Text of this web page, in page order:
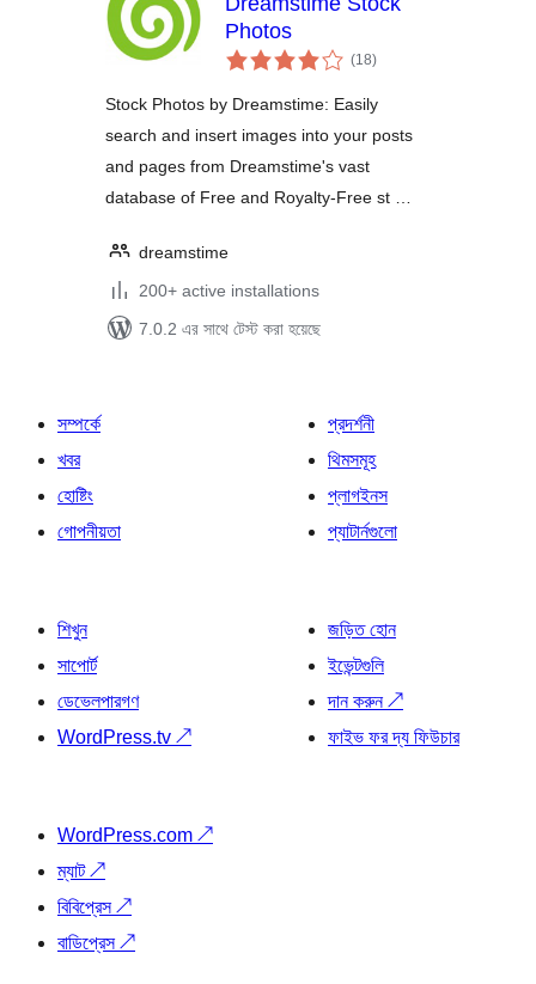
Photos
(18total
ratings
)
Stock Photos by Dreamstime: Easily
search and insert images into your posts
and pages from Dreamstime's vast
database of Free and Royalty-Free st …
dreamstime
200+ active installations
7.0.2 এর সাথে টেস্ট করা হয়েছে
সম্পর্কে
খবর
হোষ্টিং
গোপনীয়তা
প্রদর্শনী
থিমসমূহ
প্লাগইনস
প্যাটার্নগুলো
শিখুন
সাপোর্ট
ডেভেলপারগণ
WordPress.tv ↗
জড়িত হোন
ইভেন্টগুলি
দান করুন↗
ফাইভ ফর দ্য ফিউচার
WordPress.com ↗
ম্যাট↗
বিবিপ্রেস↗
বাডিপ্রেস↗